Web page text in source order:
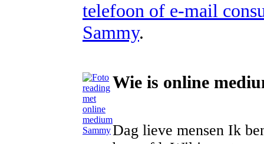
telefoon of e-mail
Sammy.
Wie is online
Dag lieve mensen Ik